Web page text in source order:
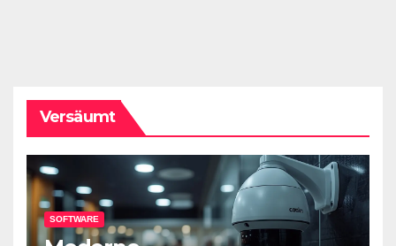
Versäumt
SOFTWARE